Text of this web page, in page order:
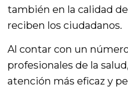
también en la calidad
reciben los ciudadanos.
Al contar con un
profesionales de la
atención más eficaz y